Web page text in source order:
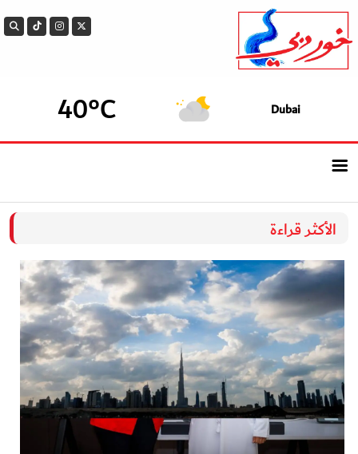
Dubai
40°C
الرئيسيــة
سوالف الدار
بيزنس
في المرمى
وثائقيات الخور
الأكثر قراءة